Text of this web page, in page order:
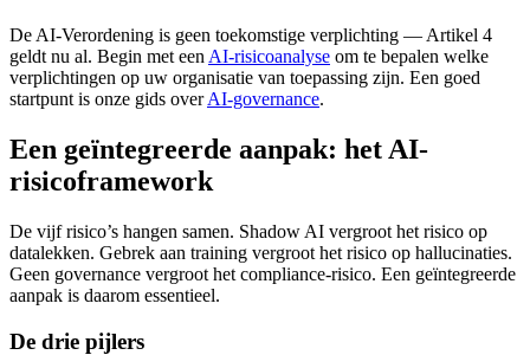
De AI-Verordening is geen toekomstige verplichting — Artikel 4
geldt nu al. Begin met een AI-risicoanalyse om te bepalen welke
verplichtingen op uw organisatie van toepassing zijn. Een goed
startpunt is onze gids overAI-governance.
Een geïntegreerde aanpak: het AI-
risicoframework
De vijf risico’s hangen samen. Shadow AI vergroot het risico op
datalekken. Gebrek aan training vergroot het risico op hallucinaties.
Geen governance vergroot het compliance-risico. Een geïntegreerde
aanpak is daarom essentieel.
De drie pijlers